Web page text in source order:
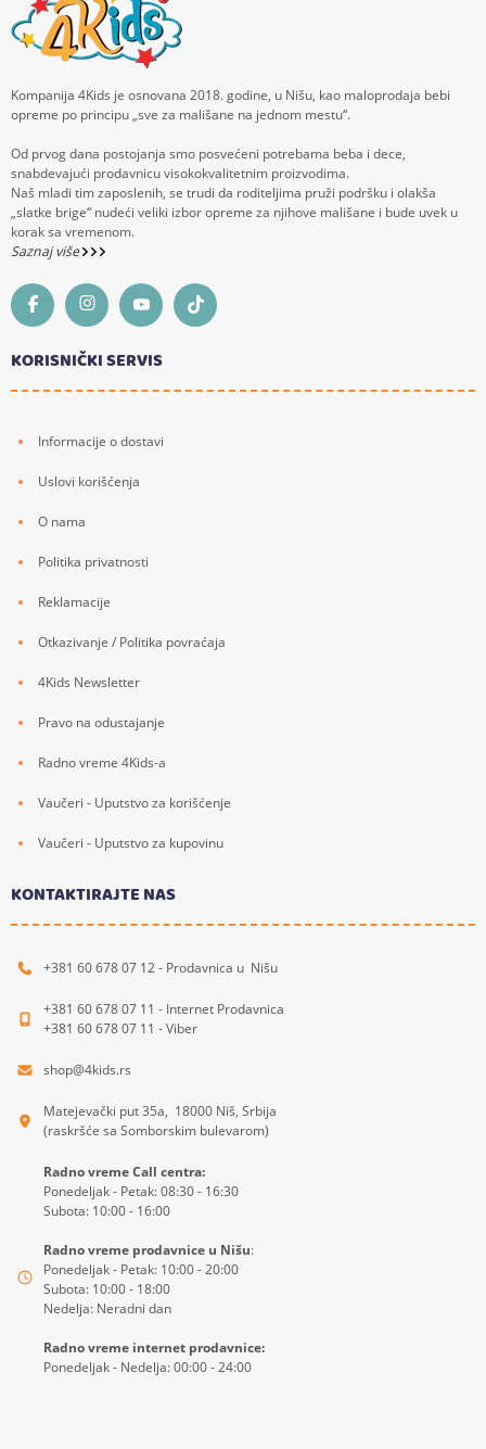
Kompanija 4Kids je osnovana 2018. godine, u Nišu, kao maloprodaja bebi
opreme po principu „sve za mališane na jednom mestu“.
Od prvog dana postojanja smo posvećeni potrebama beba i dece,
snabdevajući prodavnicu visokokvalitetnim proizvodima.
Naš mladi tim zaposlenih, se trudi da roditeljima pruži podršku i olakša
„slatke brige“ nudeći veliki izbor opreme za njihove mališane i bude uvek u
korak sa vremenom.
Saznaj više
KORISNIČKI SERVIS
Informacije o dostavi
Uslovi korišćenja
O nama
Politika privatnosti
Reklamacije
Otkazivanje / Politika povraćaja
4Kids Newsletter
Pravo na odustajanje
Radno vreme 4Kids-a
Vaučeri - Uputstvo za korišćenje
Vaučeri - Uputstvo za kupovinu
KONTAKTIRAJTE NAS
+381 60 678 07 12 - Prodavnica u Nišu
+381 60 678 07 11 - Internet Prodavnica
+381 60 678 07 11 - Viber
shop@4kids.rs
Matejevački put 35a, 18000 Niš, Srbija
(raskršće sa Somborskim bulevarom)
Radno vreme Call centra:
Ponedeljak - Petak: 08:30 - 16:30
Subota: 10:00 - 16:00
Radno vreme prodavnice u Nišu:
Ponedeljak - Petak: 10:00 - 20:00
Subota: 10:00 - 18:00
Nedelja: Neradni dan
Radno vreme internet prodavnice:
Ponedeljak - Nedelja: 00:00 - 24:00